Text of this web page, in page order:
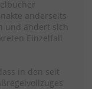
anderseits
und ändert sich
Einzelfall
in den seit